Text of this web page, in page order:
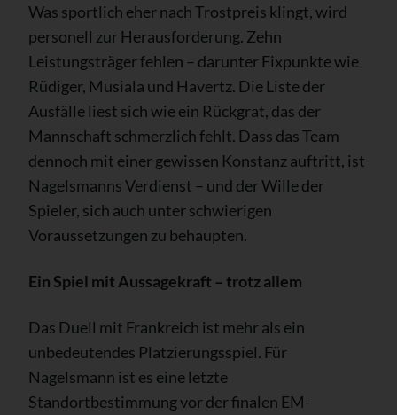
Was sportlich eher nach Trostpreis klingt, wird
personell zur Herausforderung. Zehn
Leistungsträger fehlen – darunter Fixpunkte wie
Rüdiger, Musiala und Havertz. Die Liste der
Ausfälle liest sich wie ein Rückgrat, das der
Mannschaft schmerzlich fehlt. Dass das Team
dennoch mit einer gewissen Konstanz auftritt, ist
Nagelsmanns Verdienst – und der Wille der
Spieler, sich auch unter schwierigen
Voraussetzungen zu behaupten.
Ein Spiel mit Aussagekraft – trotz allem
Das Duell mit Frankreich ist mehr als ein
unbedeutendes Platzierungsspiel. Für
Nagelsmann ist es eine letzte
Standortbestimmung vor der finalen EM-